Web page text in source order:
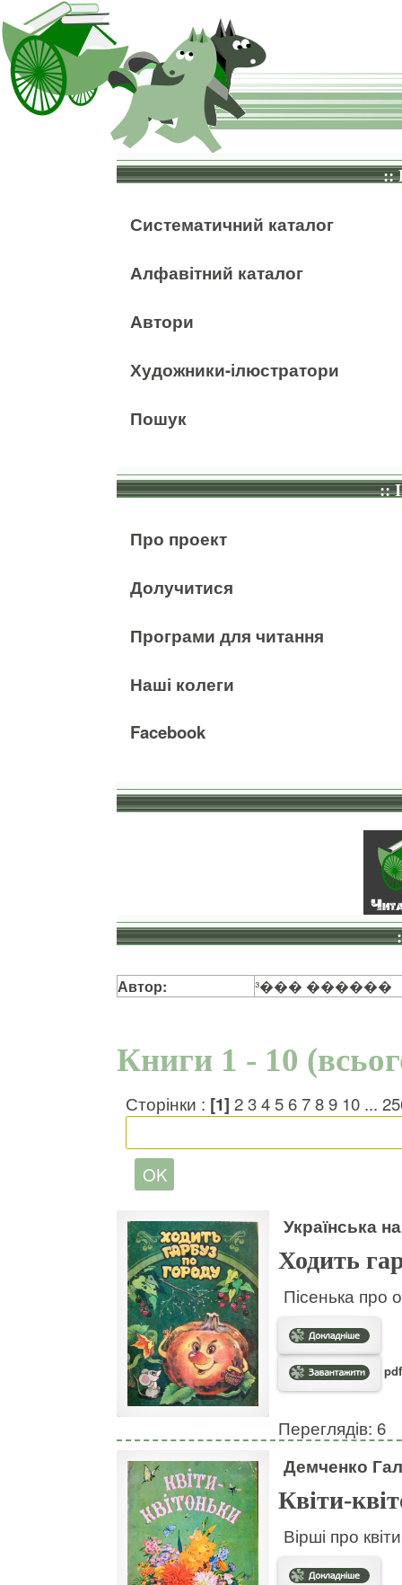
::
Систематичний каталог
Алфавітний каталог
Автори
Художники-ілюстратори
Пошук
::
Про проект
Долучитися
Програми для читання
Наші колеги
Facebook
Автор: ³��� ������
Книги 1 - 10
Сторінки : [1] 23456789 10 ...
Українська
Ходить
Пісенька про
Переглядів: 6
Демченко
Квіти-
Вірші про